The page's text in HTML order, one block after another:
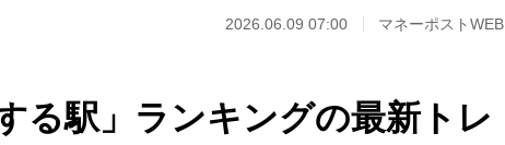
2026.06.09 07:00 マネーポストWEB
る駅」ランキングの最新トレ